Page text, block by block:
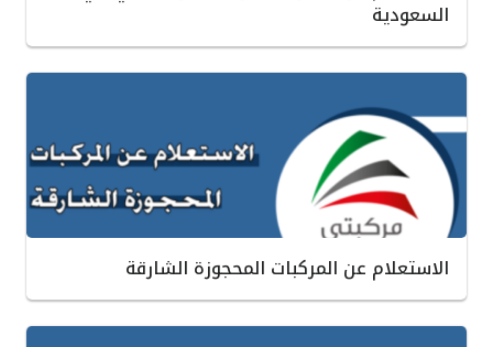
السعودية
الاستعلام عن المركبات المحجوزة الشارقة